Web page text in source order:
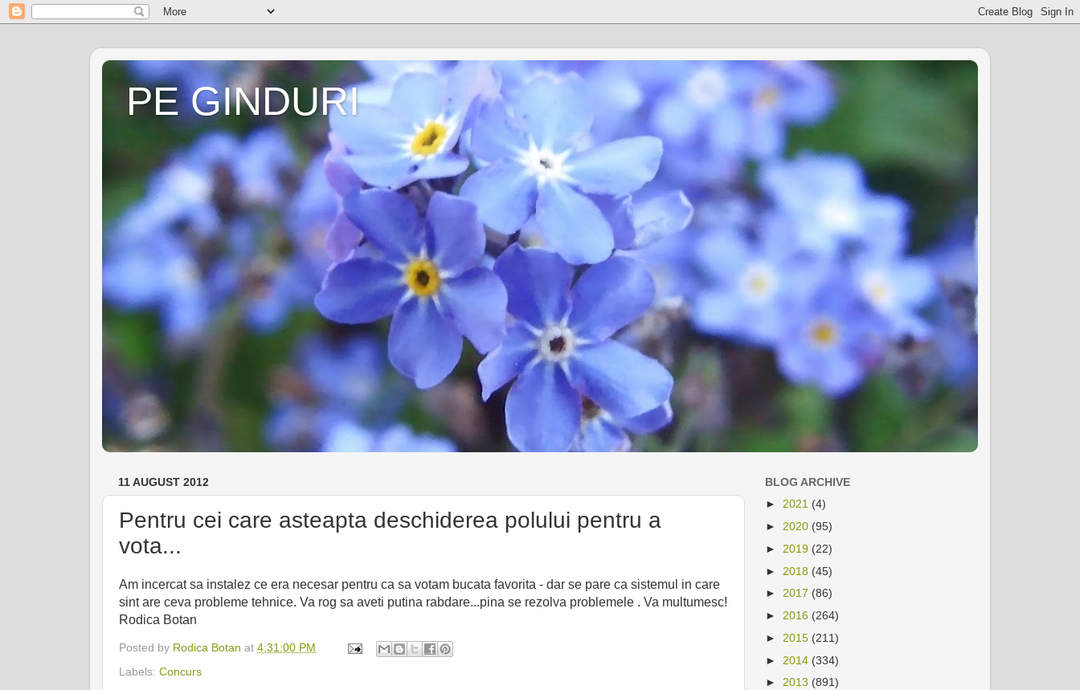
PE GINDURI
11 AUGUST 2012
Pentru cei care asteapta deschiderea polului pentru a
vota...
Am incercat sa instalez ce era necesar pentru ca sa votam bucata favorita - dar se pare ca sistemul in care
sint are ceva probleme tehnice. Va rog sa aveti putina rabdare...pina se rezolva problemele . Va multumesc!
Rodica Botan
Posted by Rodica Botan at 4:31:00 PM
Labels: Concurs
BLOG ARCHIVE
► 2021 (4)
► 2020 (95)
► 2019 (22)
► 2018 (45)
► 2017 (86)
► 2016 (264)
► 2015 (211)
► 2014 (334)
► 2013 (891)